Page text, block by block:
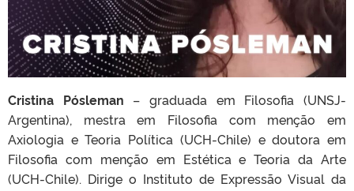
Cristina Pósleman – graduada em Filosofia (UNSJ-
Argentina), mestra em Filosofia com menção em
Axiologia e Teoria Política (UCH-Chile) e doutora em
Filosofia com menção em Estética e Teoria da Arte
(UCH-Chile). Dirige o Instituto de Expressão Visual da